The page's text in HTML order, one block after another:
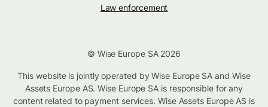
Law enforcement
© Wise Europe SA 2026
This website is jointly operated by Wise Europe SA and Wise
Assets Europe AS. Wise Europe SA is responsible for any
content related to payment services. Wise Assets Europe AS is